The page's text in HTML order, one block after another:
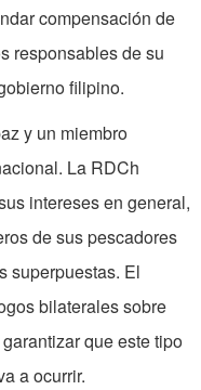
compensación de
responsables de su
filipino.
y un miembro
La RDCh
intereses en general,
de sus pescadores
superpuestas. El
bilaterales sobre
que este tipo
a ocurrir.